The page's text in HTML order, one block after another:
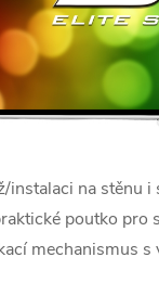
instalaci na stěnu i
poutko pro
mechanismus s